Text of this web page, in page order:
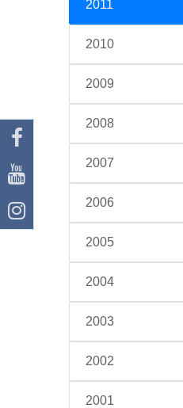
2011
2010
2009
2008
2007
2006
2005
2004
2003
2002
2001